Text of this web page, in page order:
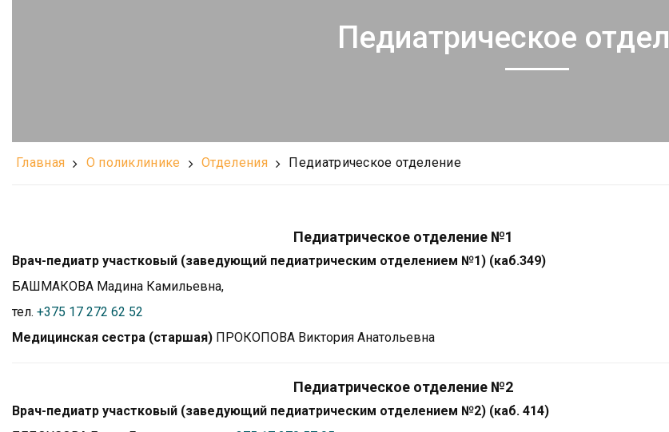
Педиатрическое
Главная О поликлинике Отделения Педиатрическое отделение
Педиатрическое отделение №1
Врач-педиатр участковый (заведующий педиатрическим отделением №1) (каб.349)
БАШМАКОВА Мадина Камильевна,
тел. +375 17 272 62 52
Медицинская сестра (старшая) ПРОКОПОВА Виктория Анатольевна
Педиатрическое отделение №2
Врач-педиатр участковый (заведующий педиатрическим отделением №2) (каб. 414)